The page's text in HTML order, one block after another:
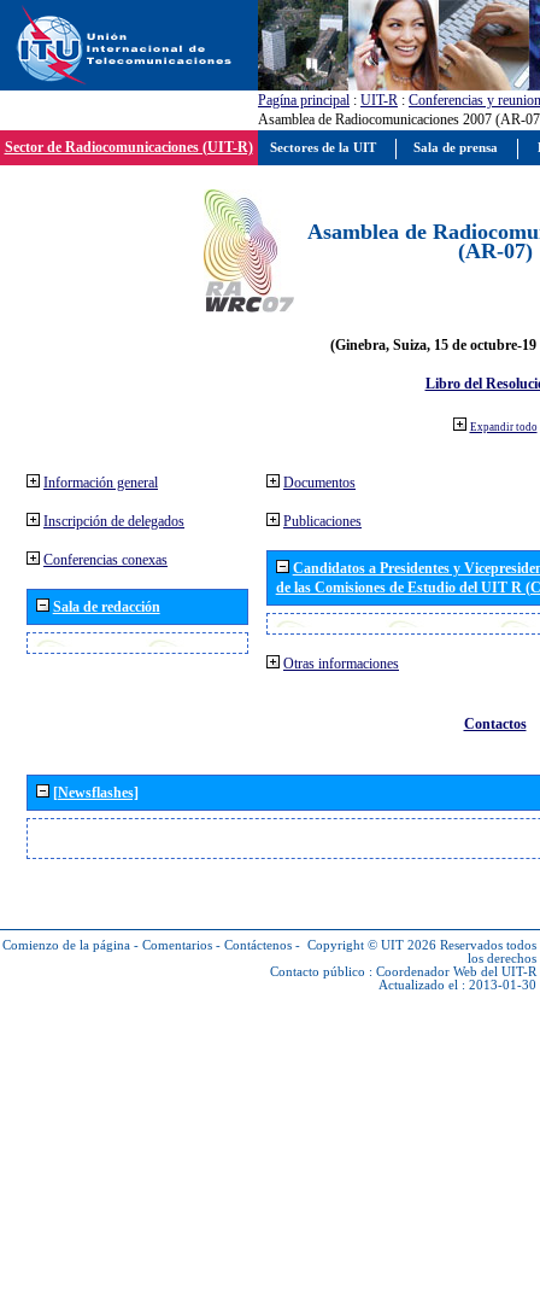
Pagína principal : UIT-R : Conferencias y
Asamblea de Radiocomunicaciones 2007 (AR-
Sector de Radiocomunicaciones (UIT-R)
Asamblea de
(AR-07)
(Ginebra, Suiza, 15 de octubre-19
Libro del
Expandir todo
Información general
Inscripción de delegados
Conferencias conexas
Sala de redacción
Documentos
Publicaciones
Candidatos a Presidentes y
de las Comisiones de Estudio del UIT R
Otras informaciones
Contactos
[Newsflashes]
Comienzo de la página - Comentarios - Contáctenos - Copyright © UIT 2026 Reservados todos
los derechos
Contacto público : Coordenador Web del UIT-R
Actualizado el : 2013-01-30
Sectores de la UIT Sala de prensa